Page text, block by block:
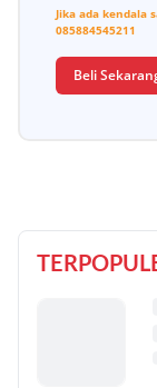
Jika ada kendala
085884545211
Beli